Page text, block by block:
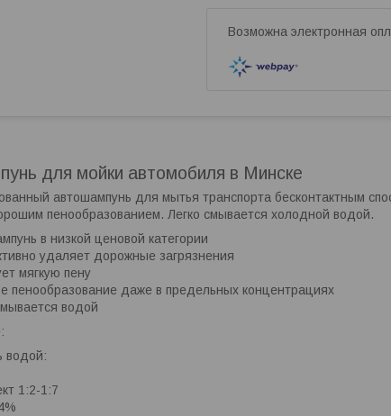
для мойки автомобиля в Минске
автошампунь для мытья транспорта бесконтактным
пенообразованием. Легко смывается холодной водой.
в низкой ценовой категории
удаляет дорожные загрязнения
мягкую пену
пенообразование даже в предельных концентрациях
водой
водой:
1:2-1:7